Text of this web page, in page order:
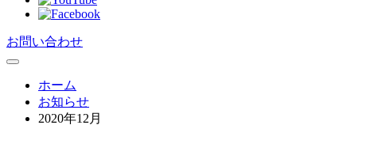
お問い合わせ
ホーム
お知らせ
2020年12月